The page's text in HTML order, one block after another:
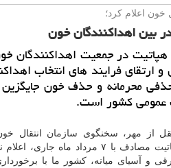
اعلام كرد؛
بین اهداكنندگان خون
در جمعیت اهداكنندگان
فرایند های انتخاب
عمومی كشور است.
از مهر، سخنگوی سازمان انتقال
مناسبت روز جهانی هپاتیت مصادف با ۷ مرداد ماه جاری،
و آسیای میانه، کشور ما با